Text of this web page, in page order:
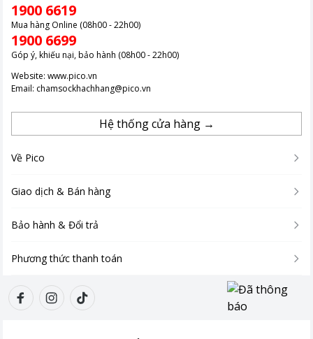
1900 6619
Mua hàng Online (08h00 - 22h00)
1900 6699
Góp ý, khiếu nại, bảo hành (08h00 - 22h00)
Website: www.pico.vn
Email: chamsockhachhang@pico.vn
Hệ thống cửa hàng →
Về Pico
Giao dịch & Bán hàng
Bảo hành & Đổi trả
Phương thức thanh toán